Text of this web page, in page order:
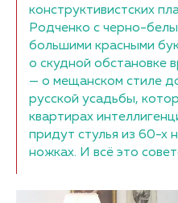
конструктивистских
Родченко с черно-
большими красными
о скудной обстановке
— о мещанском стиле
русской усадьбы,
квартирах
придут стулья из 60-х
ножках. И всё это